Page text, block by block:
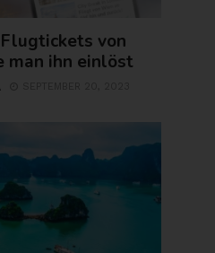
von
man ihn einlöst